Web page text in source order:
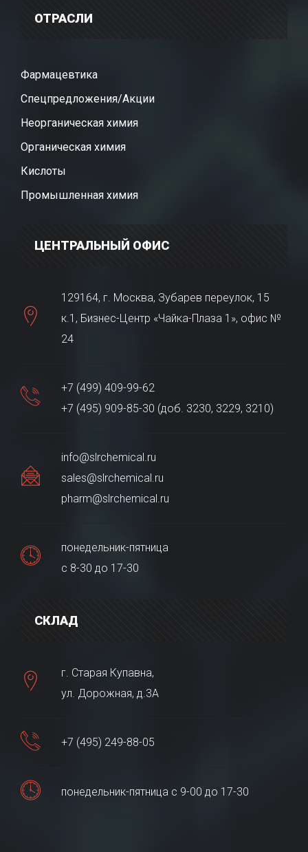
ОТРАСЛИ
Фармацевтика
Спецпредложения/Акции
Неорганическая химия
Органическая химия
Кислоты
Промышленная химия
ЦЕНТРАЛЬНЫЙ ОФИС
129164, г. Москва, Зубарев переулок, 15
к.1, Бизнес-Центр «Чайка-Плаза 1», офис №
24
+7 (499) 409-99-62
+7 (495) 909-85-30 (доб. 3230, 3229, 3210)
info@slrchemical.ru
sales@slrchemical.ru
pharm@slrchemical.ru
понедельник-пятница
с 8-30 до 17-30
СКЛАД
г. Старая Купавна,
ул. Дорожная, д.3А
+7 (495) 249-88-05
понедельник-пятница с 9-00 до 17-30